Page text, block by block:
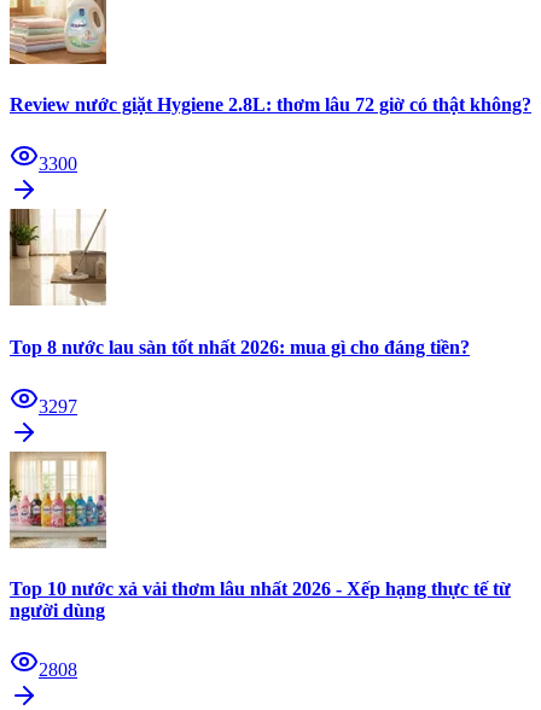
Review nước giặt Hygiene 2.8L: thơm lâu 72 giờ có thật không?
3300
Top 8 nước lau sàn tốt nhất 2026: mua gì cho đáng tiền?
3297
Top 10 nước xả vải thơm lâu nhất 2026 - Xếp hạng thực tế từ
người dùng
2808